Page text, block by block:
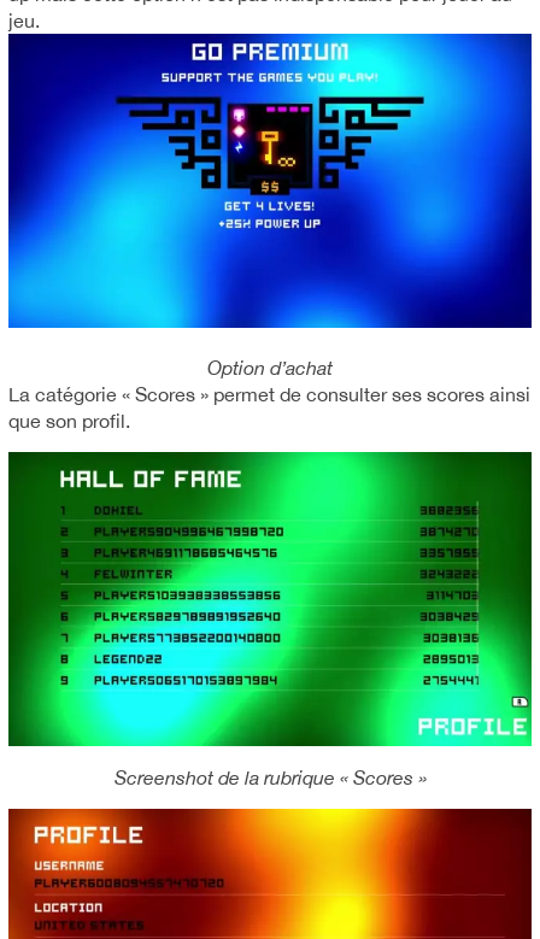
jeu.
Option d’achat
La catégorie « Scores » permet de consulter ses scores ainsi
que son profil.
Screenshot de la rubrique « Scores »